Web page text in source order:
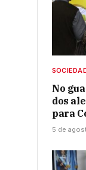
No
dos
para
5 de